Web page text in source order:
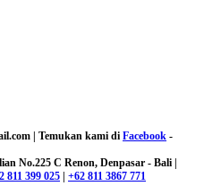
| Temukan kami di Facebook -
No.225 C Renon, Denpasar - Bali |
811 399 025 | +62 811 3867 771